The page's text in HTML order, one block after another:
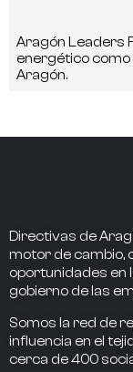
Aragón Leaders
energético como
Aragón.
Directivas de
motor de cambio,
oportunidades en
gobierno de las
Somos la red de
influencia en el
cerca de400